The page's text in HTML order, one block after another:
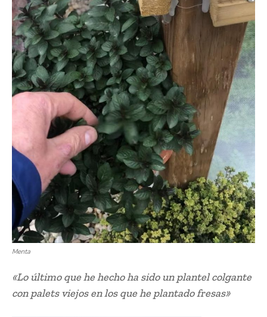
Menta
«Lo último que he hecho ha sido un plantel colgante
con palets viejos en los que he plantado fresas»